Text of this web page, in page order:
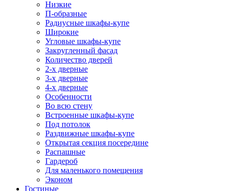
Низкие
П-образные
Радиусные шкафы-купе
Широкие
Угловые шкафы-купе
Закругленный фасад
Количество дверей
2-х дверные
3-х дверные
4-х дверные
Особенности
Во всю стену
Встроенные шкафы-купе
Под потолок
Раздвижные шкафы-купе
Открытая секция посередине
Распашные
Гардероб
Для маленького помещения
Эконом
Гостиные